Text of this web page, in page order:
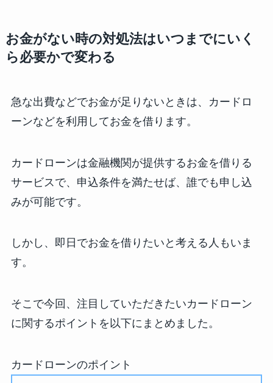
お金がない時の対処法はいつまでにいく
ら必要かで変わる
急な出費などでお金が足りないときは、カードロ
ーンなどを利用してお金を借ります。
カードローンは金融機関が提供するお金を借りる
サービスで、申込条件を満たせば、誰でも申し込
みが可能です。
しかし、即日でお金を借りたいと考える人もいま
す。
そこで今回、注目していただきたいカードローン
に関するポイントを以下にまとめました。
カードローンのポイント